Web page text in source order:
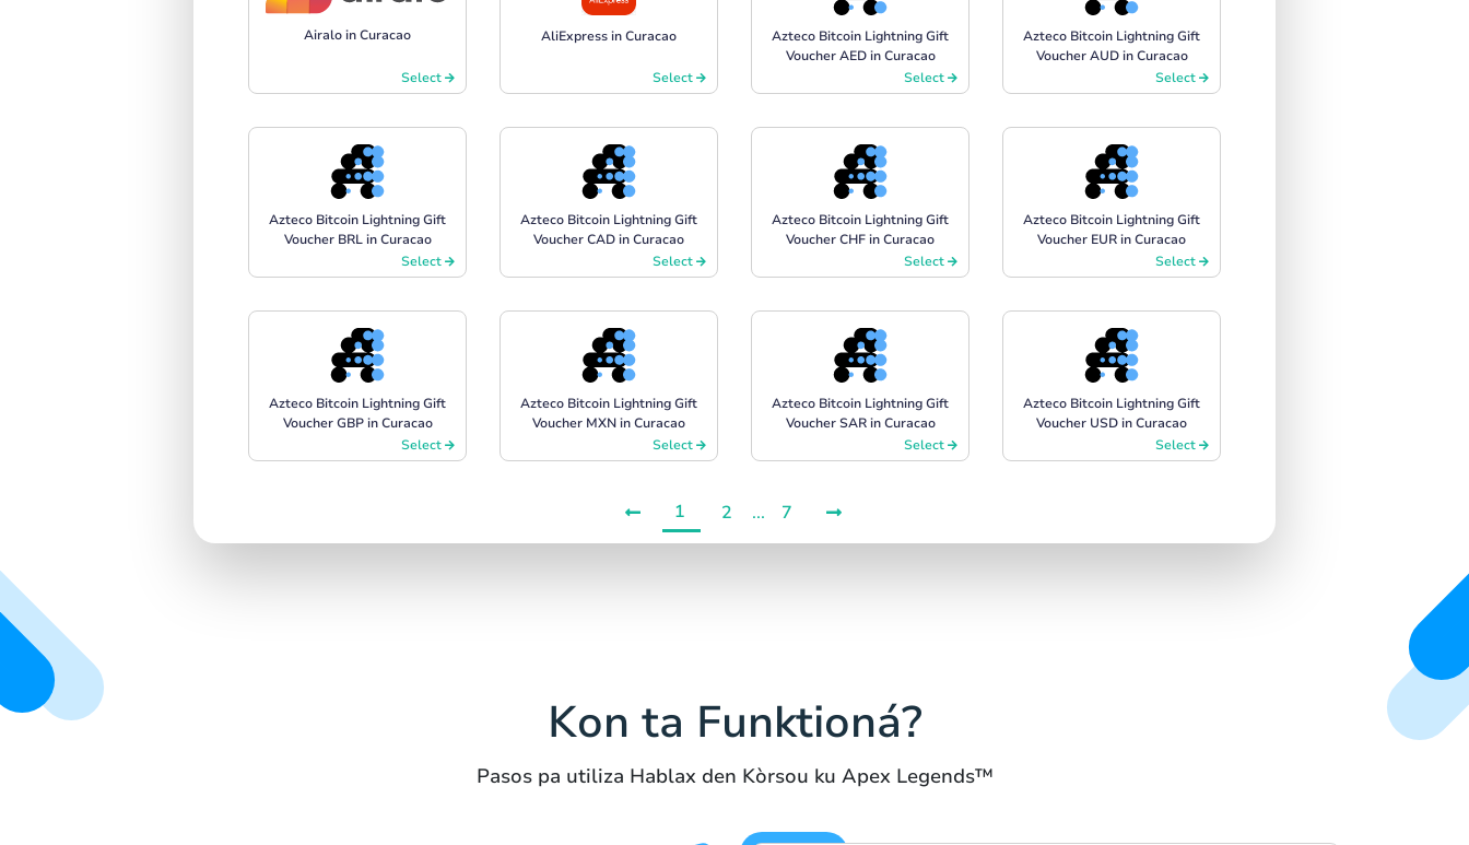
Airalo in Curacao
Select
AliExpress in Curacao
Select
Azteco Bitcoin Lightning Gift
Voucher AED in Curacao
Select
Azteco Bitcoin Lightning Gift
Voucher AUD in Curacao
Select
Azteco Bitcoin Lightning Gift
Voucher BRL in Curacao
Select
Azteco Bitcoin Lightning Gift
Voucher CAD in Curacao
Select
Azteco Bitcoin Lightning Gift
Voucher CHF in Curacao
Select
Azteco Bitcoin Lightning Gift
Voucher EUR in Curacao
Select
Azteco Bitcoin Lightning Gift
Voucher GBP in Curacao
Select
Azteco Bitcoin Lightning Gift
Voucher MXN in Curacao
Select
Azteco Bitcoin Lightning Gift
Voucher SAR in Curacao
Select
Azteco Bitcoin Lightning Gift
Voucher USD in Curacao
Select
1 2 ... 7
Kon ta Funktioná?
Pasos pa utiliza Hablax den Kòrsou ku Apex Legends™